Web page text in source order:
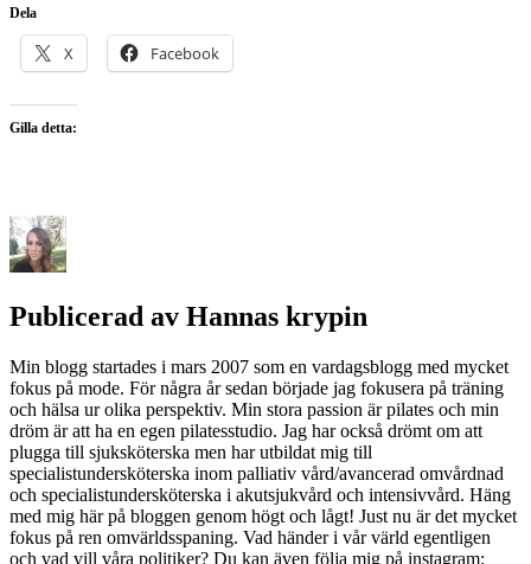
Dela
X Facebook
Gilla detta:
Publicerad av Hannas krypin
Min blogg startades i mars 2007 som en vardagsblogg med mycket
fokus på mode. För några år sedan började jag fokusera på träning
och hälsa ur olika perspektiv. Min stora passion är pilates och min
dröm är att ha en egen pilatesstudio. Jag har också drömt om att
plugga till sjuksköterska men har utbildat mig till
specialistundersköterska inom palliativ vård/avancerad omvårdnad
och specialistundersköterska i akutsjukvård och intensivvård. Häng
med mig här på bloggen genom högt och lågt! Just nu är det mycket
fokus på ren omvärldsspaning. Vad händer i vår värld egentligen
och vad vill våra politiker? Du kan även följa mig på instagram: